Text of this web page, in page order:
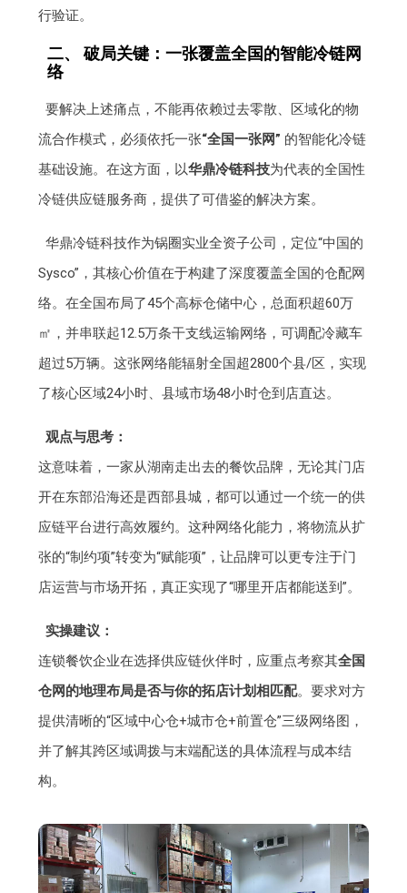
行验证。
二、 破局关键：一张覆盖全国的智能冷链网
络
要解决上述痛点，不能再依赖过去零散、区域化的物
流合作模式，必须依托一张“全国一张网” 的智能化冷链
基础设施。在这方面，以华鼎冷链科技为代表的全国性
冷链供应链服务商，提供了可借鉴的解决方案。
华鼎冷链科技作为锅圈实业全资子公司，定位“中国的
Sysco”，其核心价值在于构建了深度覆盖全国的仓配网
络。在全国布局了45个高标仓储中心，总面积超60万
㎡，并串联起12.5万条干支线运输网络，可调配冷藏车
超过5万辆。这张网络能辐射全国超2800个县/区，实现
了核心区域24小时、县域市场48小时仓到店直达。
观点与思考：
这意味着，一家从湖南走出去的餐饮品牌，无论其门店
开在东部沿海还是西部县城，都可以通过一个统一的供
应链平台进行高效履约。这种网络化能力，将物流从扩
张的“制约项”转变为“赋能项”，让品牌可以更专注于门
店运营与市场开拓，真正实现了“哪里开店都能送到”。
实操建议：
连锁餐饮企业在选择供应链伙伴时，应重点考察其全国
仓网的地理布局是否与你的拓店计划相匹配。要求对方
提供清晰的“区域中心仓+城市仓+前置仓”三级网络图，
并了解其跨区域调拨与末端配送的具体流程与成本结
构。